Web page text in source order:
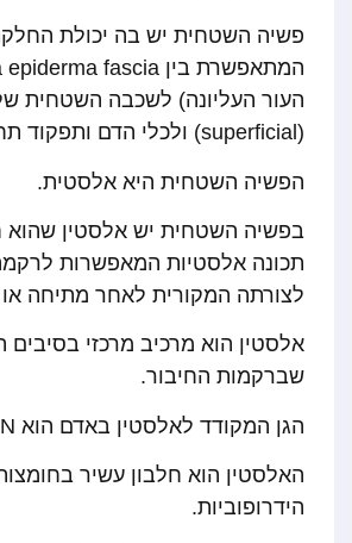
העור העליונה) לשכבה השטחית
(superficial) ולכלי הדם ותפקוד תחושתי.
הפשיה השטחית היא אלסטית.
בפשיה השטחית יש אלסטין שהוא
תכונה אלסטיות המאפשרות
לצורתה המקורית לאחר מתיחה או
אלסטין הוא מרכיב מרכזי בסיבים
שברקמות החיבור.
הגן המקודד לאלסטין באדם הוא ELN
האלסטין הוא חלבון עשיר
הידרופוביות.